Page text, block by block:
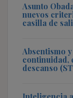
Asunto
nuevos
casilla de
Absentismo
continuidad,
descanso